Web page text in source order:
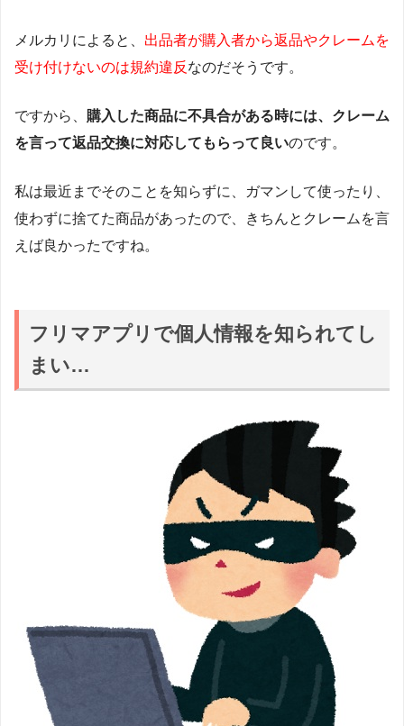
メルカリによると、 出品者が購入者から返品やクレームを
受け付けないのは規約違反 なのだそうです。
ですから、 購入した商品に不具合がある時には、クレーム
を言って返品交換に対応してもらって良いのです。
私は最近までそのことを知らずに、ガマンして使ったり、
使わずに捨てた商品があったので、きちんとクレームを言
えば良かったですね。
フリマアプリで個人情報を知られてし
まい…